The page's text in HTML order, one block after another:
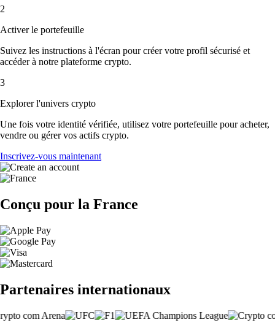
2
Activer le portefeuille
Suivez les instructions à l'écran pour créer votre profil sécurisé et
accéder à notre plateforme crypto.
3
Explorer l'univers crypto
Une fois votre identité vérifiée, utilisez votre portefeuille pour acheter,
vendre ou gérer vos actifs crypto.
Inscrivez-vous maintenant
Conçu pour la France
Partenaires internationaux